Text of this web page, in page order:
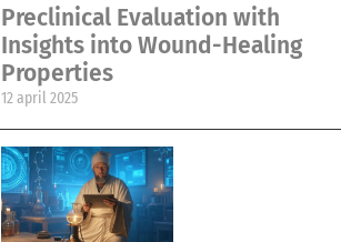
Preclinical Evaluation with
Insights into Wound-Healing
Properties
12 april 2025